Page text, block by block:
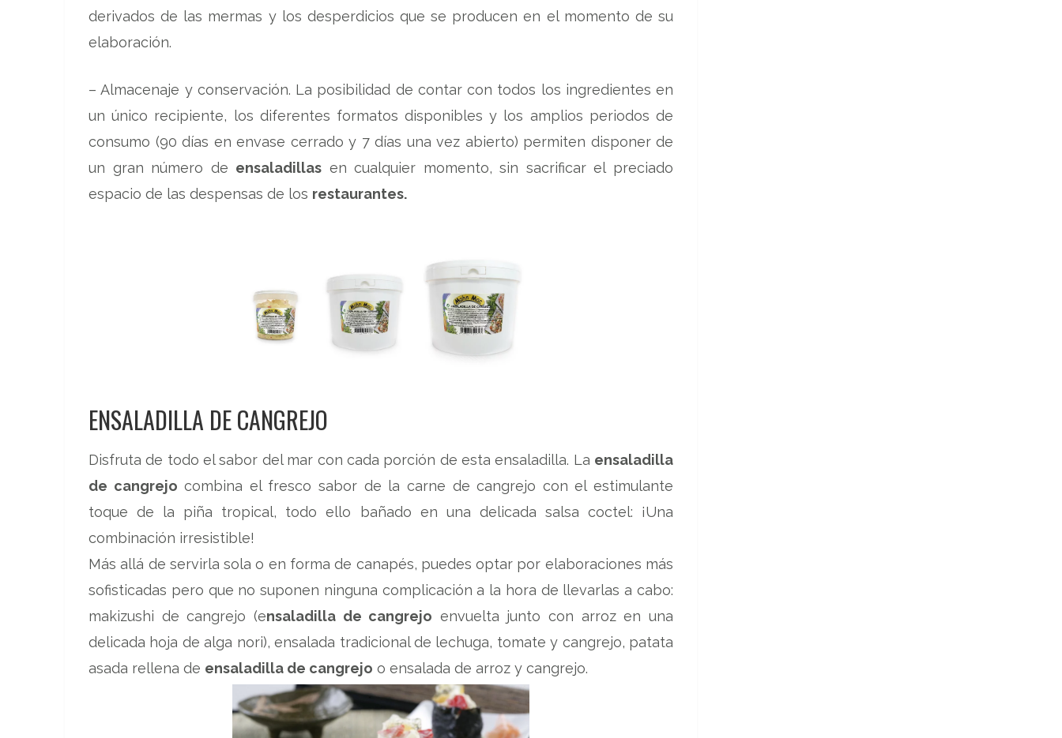
derivados de las mermas y los desperdicios que se producen en el momento de su
elaboración.
– Almacenaje y conservación. La posibilidad de contar con todos los ingredientes en
un único recipiente, los diferentes formatos disponibles y los amplios periodos de
consumo (90 días en envase cerrado y 7 días una vez abierto) permiten disponer de
un gran número de ensaladillas en cualquier momento, sin sacrificar el preciado
espacio de las despensas de los restaurantes.
ENSALADILLA DE CANGREJO
Disfruta de todo el sabor del mar con cada porción de esta ensaladilla. La ensaladilla
de cangrejo combina el fresco sabor de la carne de cangrejo con el estimulante
toque de la piña tropical, todo ello bañado en una delicada salsa coctel: ¡Una
combinación irresistible!
Más allá de servirla sola o en forma de canapés, puedes optar por elaboraciones más
sofisticadas pero que no suponen ninguna complicación a la hora de llevarlas a cabo:
makizushi de cangrejo (ensaladilla de cangrejo envuelta junto con arroz en una
delicada hoja de alga nori), ensalada tradicional de lechuga, tomate y cangrejo, patata
asada rellena de ensaladilla de cangrejo o ensalada de arroz y cangrejo.